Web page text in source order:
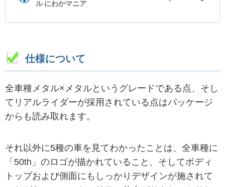
仕様について
全車種メタル×メタルというグレードである点、そし
てリアルライダーが採用されている点はパッケージ
からも読み取れます。
それ以外に5種の車を見てわかったことは、全車種に
「50th」のロゴが描かれていること、そしてボディ
トップおよび側面にもしっかりデザインが施されて